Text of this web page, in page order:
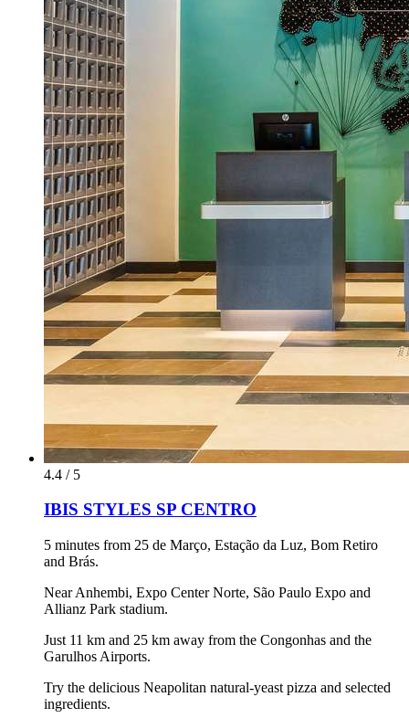
4.4 / 5
IBIS STYLES SP CENTRO
5 minutes from 25 de Março, Estação da Luz, Bom Retiro
and Brás.
Near Anhembi, Expo Center Norte, São Paulo Expo and
Allianz Park stadium.
Just 11 km and 25 km away from the Congonhas and the
Garulhos Airports.
Try the delicious Neapolitan natural-yeast pizza and selected
ingredients.